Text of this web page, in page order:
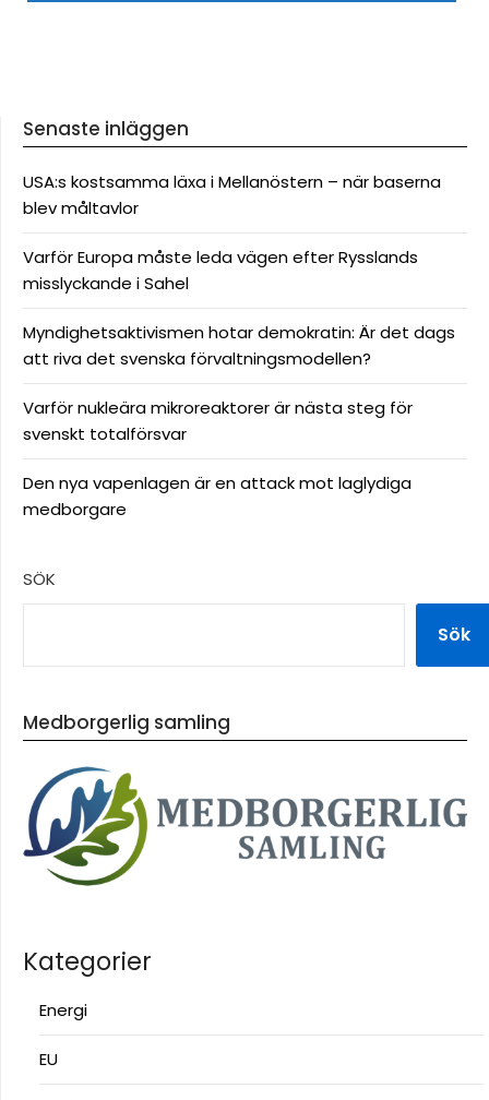
Senaste inläggen
USA:s kostsamma läxa i Mellanöstern – när baserna
blev måltavlor
Varför Europa måste leda vägen efter Rysslands
misslyckande i Sahel
Myndighetsaktivismen hotar demokratin: Är det dags
att riva det svenska förvaltningsmodellen?
Varför nukleära mikroreaktorer är nästa steg för
svenskt totalförsvar
Den nya vapenlagen är en attack mot laglydiga
medborgare
SÖK
Sök
Medborgerlig samling
Kategorier
Energi
EU